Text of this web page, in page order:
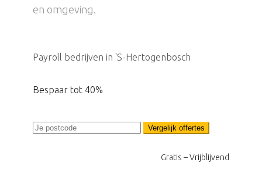
en omgeving.
Payroll bedrijven in 'S-Hertogenbosch
Bespaar tot 40%
Vergelijk offertes
Gratis – Vrijblijvend